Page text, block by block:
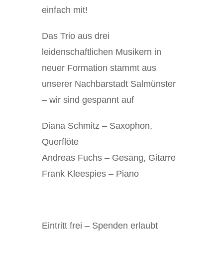
einfach mit!
Das Trio aus drei
leidenschaftlichen Musikern in
neuer Formation stammt aus
unserer Nachbarstadt Salmünster
– wir sind gespannt auf
Diana Schmitz – Saxophon,
Querflöte
Andreas Fuchs – Gesang, Gitarre
Frank Kleespies – Piano
Eintritt frei – Spenden erlaubt